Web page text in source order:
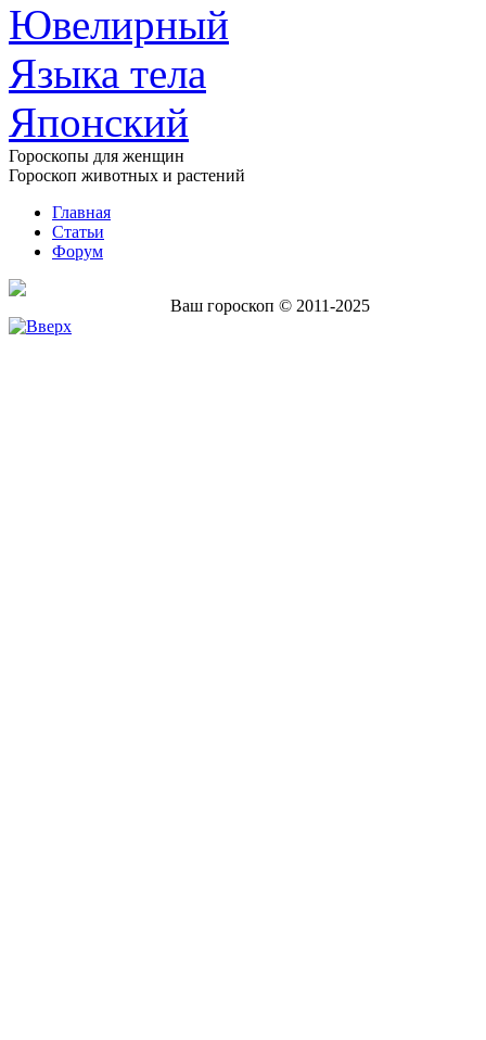
Ювелирный
Языка тела
Японский
Гороскопы для женщин
Гороскоп животных и растений
Главная
Статьи
Форум
Ваш гороскоп © 2011-2025